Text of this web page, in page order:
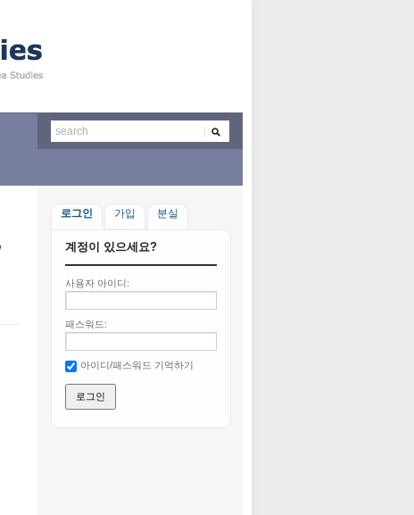
로그인 가입 분실
계정이 있으세요?
사용자 아이디:
패스워드:
아이디/패스워드 기억하기